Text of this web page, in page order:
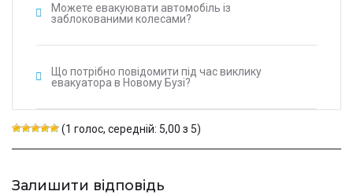
Можете евакуювати автомобіль із
заблокованими колесами?
Що потрібно повідомити під час виклику
евакуатора в Новому Бузі?
(1 голос, середній: 5,00 з 5)
Залишити відповідь